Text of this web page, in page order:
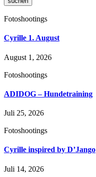
Fotoshootings
Cyrille 1. August
August 1, 2026
Fotoshootings
ADIDOG – Hundetraining
Juli 25, 2026
Fotoshootings
Cyrille inspired by D’Jango
Juli 14, 2026